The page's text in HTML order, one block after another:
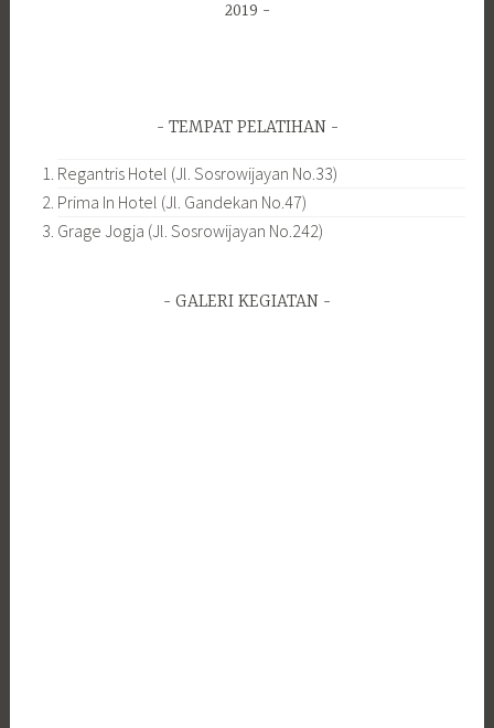
2019
TEMPAT PELATIHAN
Regantris Hotel (Jl. Sosrowijayan No.33)
Prima In Hotel (Jl. Gandekan No.47)
Grage Jogja (Jl. Sosrowijayan No.242)
GALERI KEGIATAN